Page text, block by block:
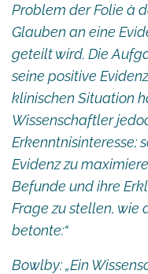
Problem der Folie à
Glauben an eine
geteilt wird. Die
seine positive
klinischen Situation
Wissenschaftler
Erkenntnisinteresse;
Evidenz zu
Befunde und ihre
Frage zu stellen, wie
betonte:“
Bowlby: „Ein